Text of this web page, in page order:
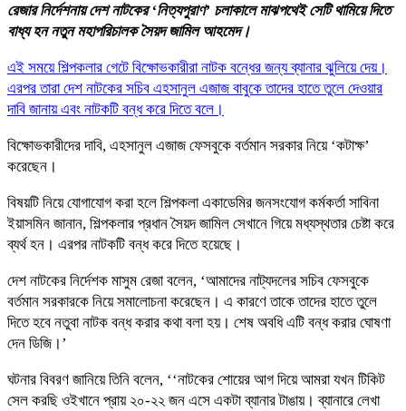
রেজার নির্দেশনায় দেশ নাটকের ‘নিত্যপুরাণ’ চলাকালে মাঝপথেই সেটি থামিয়ে দিতে
বাধ্য হন নতুন মহাপরিচালক সৈয়দ জামিল আহমেদ।
এই সময়ে শিল্পকলার গেটে বিক্ষোভকারীরা নাটক বন্ধের জন্য ব্যানার ঝুলিয়ে দেয়।
এরপর তারা দেশ নাটকের সচিব এহসানুল এজাজ বাবুকে তাদের হাতে তুলে দেওয়ার
দাবি জানায় এবং নাটকটি বন্ধ করে দিতে বলে।
বিক্ষোভকারীদের দাবি, এহসানুল এজাজ ফেসবুকে বর্তমান সরকার নিয়ে ‘কটাক্ষ’
করেছেন।
বিষয়টি নিয়ে যোগাযোগ করা হলে শিল্পকলা একাডেমির জনসংযোগ কর্মকর্তা সাবিনা
ইয়াসমিন জানান, শিল্পকলার প্রধান সৈয়দ জামিল সেখানে গিয়ে মধ্যস্থতার চেষ্টা করে
ব্যর্থ হন। এরপর নাটকটি বন্ধ করে দিতে হয়েছে।
দেশ নাটকের নির্দেশক মাসুম রেজা বলেন, ‌‌‌‌‌‌‌‌‌‌‌‌‌‌‌‌‌‌‌‌‌‌‌‌‌‌‌‌‌‌‌‌‌‌‌‌‌‘আমাদের নাট্যদলের সচিব ফেসবুকে
বর্তমান সরকারকে নিয়ে সমালোচনা করেছেন। এ কারণে তাকে তাদের হাতে তুলে
দিতে হবে নতুবা নাটক বন্ধ করার কথা বলা হয়। শেষ অবধি এটি বন্ধ করার ঘোষণা
দেন ডিজি।’
ঘটনার বিবরণ জা‌‌‌‌‌‌‌‌‌‌‌‌‌‌‌‌‌‌‌‌‌‌‌‌‌‌নিয়ে ‌তিনি বলেন, ‌‌‌‌‌‌‌‌‌‌‌‌‌‌‌‌‌‌‘‘নাটকের শোয়ের আগ দিয়ে আমরা যখন টিকিট
সেল করছি ওইখানে প্রায় ২০-২২ জন এসে একটা ব্যানার টাঙায়। ব্যানারে লেখা